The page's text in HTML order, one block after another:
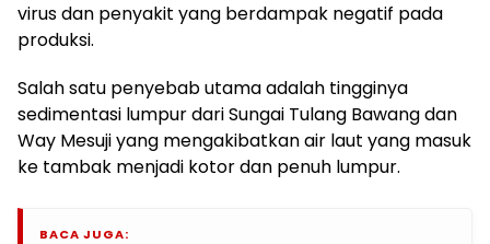
virus dan penyakit yang berdampak negatif pada
produksi.
Salah satu penyebab utama adalah tingginya
sedimentasi lumpur dari Sungai Tulang Bawang dan
Way Mesuji yang mengakibatkan air laut yang masuk
ke tambak menjadi kotor dan penuh lumpur.
BACA JUGA: